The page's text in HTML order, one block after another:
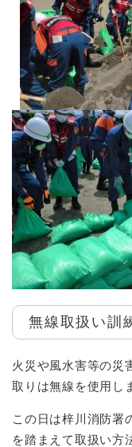
無線取扱い訓
火災や風水害等の災
取りは無線を使用し
この日は梓川消防署
を踏まえて取扱い方